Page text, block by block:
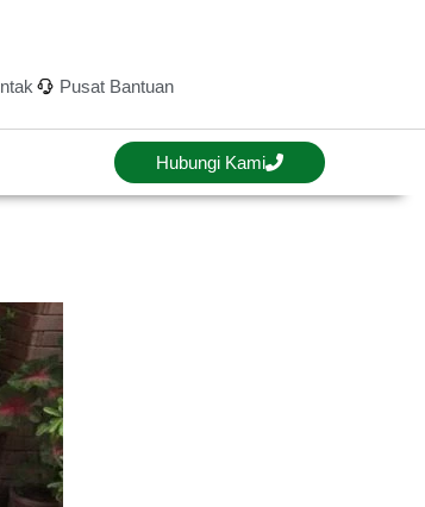
Pusat Bantuan
Hubungi Kami